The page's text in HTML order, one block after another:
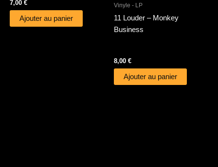
7,00 €
Ajouter au panier
Vinyle - LP
11 Louder – Monkey
Business
8,00 €
Ajouter au panier